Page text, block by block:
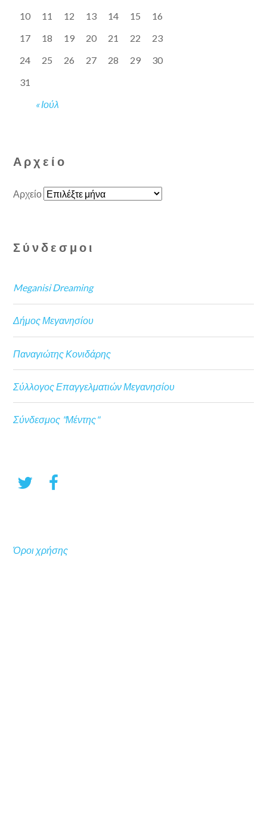
« Ιούλ
10
11 12 13 14 15
16
17
18 19 20 21 22
23
24
25 26 27 28 29
30
31
Αρχείο
Αρχείο
Σύνδεσμοι
Meganisi Dreaming
Δήμος Μεγανησίου
Παναγιώτης Κονιδάρης
Σύλλογος Επαγγελματιών Μεγανησίου
Σύνδεσμος "Μέντης"
Όροι χρήσης